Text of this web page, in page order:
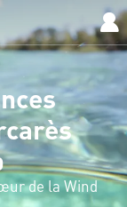
de la Wind